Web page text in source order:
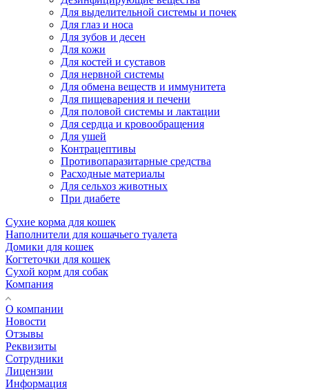
Для выделительной системы и почек
Для глаз и носа
Для зубов и десен
Для кожи
Для костей и суставов
Для нервной системы
Для обмена веществ и иммунитета
Для пищеварения и печени
Для половой системы и лактации
Для сердца и кровообращения
Для ушей
Контрацептивы
Противопаразитарные средства
Расходные материалы
Для сельхоз животных
При диабете
Сухие корма для кошек
Наполнители для кошачьего туалета
Домики для кошек
Когтеточки для кошек
Сухой корм для собак
Компания
О компании
Новости
Отзывы
Реквизиты
Сотрудники
Лицензии
Информация